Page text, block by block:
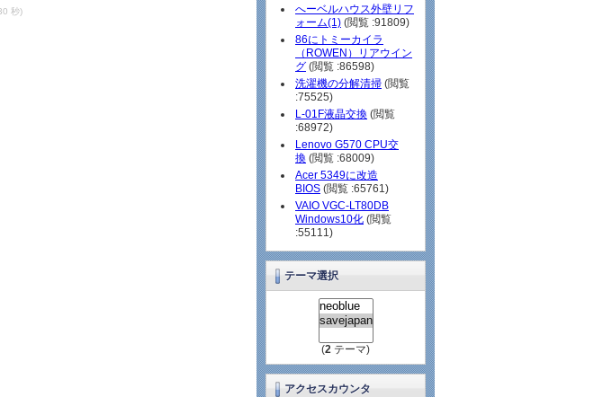
秒)
へーベルハウス外壁リフ
ォーム(1) (閲覧 :91809)
86にトミーカイラ
（ROWEN）リアウイン
グ (閲覧 :86598)
洗濯機の分解清掃 (閲覧
:75525)
L-01F液晶交換 (閲覧
:68972)
Lenovo G570 CPU交
換 (閲覧 :68009)
Acer 5349に改造
BIOS (閲覧 :65761)
VAIO VGC-LT80DB
Windows10化 (閲覧
:55111)
テーマ選択
(2 テーマ)
アクセスカウンタ